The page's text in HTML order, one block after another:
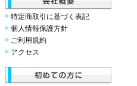
特定商取引に基づく表記
個人情報保護方針
ご利用規約
アクセス